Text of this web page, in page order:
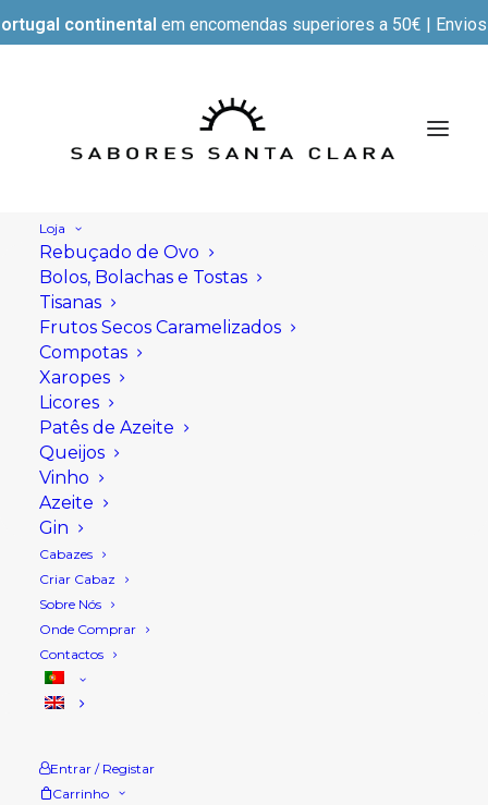
continental em encomendas superiores a 50€ |
Loja
Rebuçado de Ovo
Bolos, Bolachas e Tostas
Tisanas
Frutos Secos Caramelizados
Compotas
Xaropes
Licores
Patês de Azeite
Queijos
Vinho
Azeite
Gin
Cabazes
Criar Cabaz
Sobre Nós
Onde Comprar
Contactos
Entrar / Registar
Carrinho